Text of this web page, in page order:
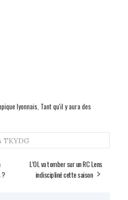
lyonnais Tant qu'il y aura des
TKYDG
L’OL va tomber sur un RC Lens
indiscipliné cette saison